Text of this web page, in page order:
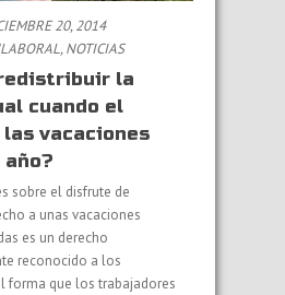
20, 2014
LABORAL,NOTICIAS
la
cuando el
vacaciones
sobre el disfrute de
a unas vacaciones
es un derecho
reconocido a los
forma que los trabajadores